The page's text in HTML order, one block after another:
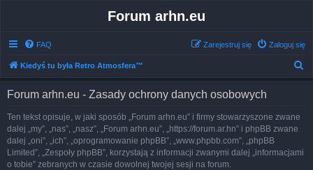
Forum arhn.eu
FAQ Zaloguj się
Zarejestruj się
Kiedyś tu była Retro Atmosfera™
Forum arhn.eu - Zasady ochrony danych osobowych
Ten tekst opisuje, w jaki sposób „Forum arhn.eu” i firmy stowarzyszone zwane
dalej „my”, „nas”, „nasz”, „Forum arhn.eu”, „https://forum.ar.hn” i phpBB zwane
dalej „oni”, „ich”, „oprogramowanie phpBB”, „www.phpbb.com”, „phpBB
Limited”, „Zespoły phpBB”, korzystają z informacji zwanymi dalej „informacjami
o tobie” zebranych w czasie dowolnej twojej sesji na forum.